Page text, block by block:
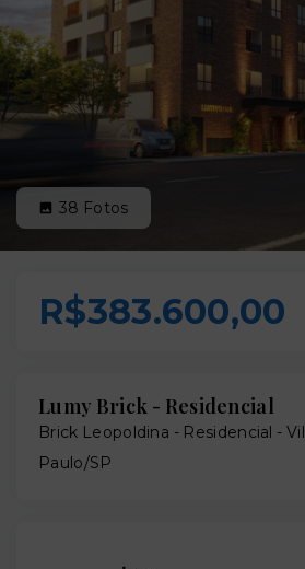
38 Fotos
R$383.600,00
Lumy Brick - Residencial
Brick Leopoldina - Residencial -
Paulo/SP